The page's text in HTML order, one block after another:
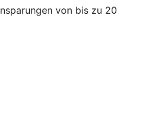
von bis zu 20